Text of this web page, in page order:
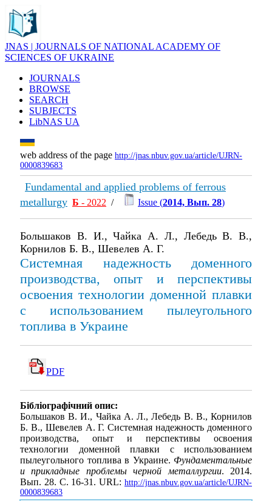
JNAS | JOURNALS OF NATIONAL ACADEMY OF
SCIENCES OF UKRAINE
JOURNALS
BROWSE
SEARCH
SUBJECTS
LibNAS UA
web address of the page http://jnas.nbuv.gov.ua/article/UJRN-
0000839683
Fundamental and applied problems of ferrous
metallurgy Б - 2022 / Issue (2014, Вып. 28)
Большаков В. И., Чайка А. Л., Лебедь В. В.,
Корнилов Б. В., Шевелев А. Г.
Системная надежность доменного
производства, опыт и перспективы
освоения технологии доменной плавки
с использованием пылеугольного
топлива в Украине
PDF
Бібліографічний опис:
Большаков В. И., Чайка А. Л., Лебедь В. В., Корнилов
Б. В., Шевелев А. Г. Системная надежность доменного
производства, опыт и перспективы освоения
технологии доменной плавки с использованием
пылеугольного топлива в Украине. Фундаментальные
и прикладные проблемы черной металлургии. 2014.
Вып. 28. С. 16-31. URL: http://jnas.nbuv.gov.ua/article/UJRN-
0000839683